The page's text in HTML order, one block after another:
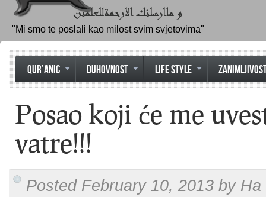
"Mi smo te poslali kao milost svim svjetovima"
QUR’ANIC DUHOVNOST LIFE STYLE
Posao koji će me
vatre!!!
Posted February 10, 2013 by Ha